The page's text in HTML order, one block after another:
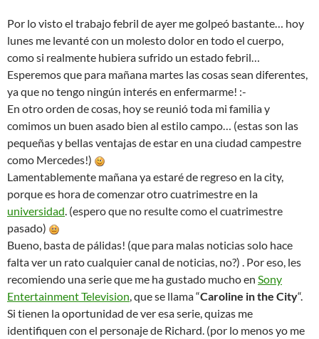
Por lo visto el trabajo febril de ayer me golpeó bastante… hoy
lunes me levanté con un molesto dolor en todo el cuerpo,
como si realmente hubiera sufrido un estado febril…
Esperemos que para mañana martes las cosas sean diferentes,
ya que no tengo ningún interés en enfermarme! :-
En otro orden de cosas, hoy se reunió toda mi familia y
comimos un buen asado bien al estilo campo… (estas son las
pequeñas y bellas ventajas de estar en una ciudad campestre
como Mercedes!)
Lamentablemente mañana ya estaré de regreso en la city,
porque es hora de comenzar otro cuatrimestre en la
universidad. (espero que no resulte como el cuatrimestre
pasado)
Bueno, basta de pálidas! (que para malas noticias solo hace
falta ver un rato cualquier canal de noticias, no?) . Por eso, les
recomiendo una serie que me ha gustado mucho en Sony
Entertainment Television, que se llama “Caroline in the City“.
Si tienen la oportunidad de ver esa serie, quizas me
identifiquen con el personaje de Richard. (por lo menos yo me